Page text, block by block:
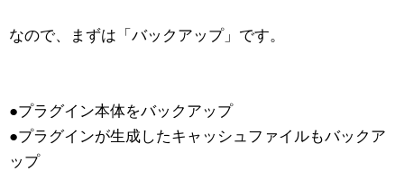
なので、まずは「バックアップ」です。
●プラグイン本体をバックアップ
●プラグインが生成したキャッシュファイルもバックア
ップ